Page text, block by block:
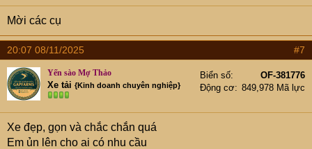
s
:
Mời các cụ
20:07 08/11/2025 #7
Yến sào Mợ Thảo
Xe tải {Kinh doanh chuyên nghiệp}
Biển số
OF-381776
Động cơ
849,978 Mã lực
Xe đẹp, gọn và chắc chắn quá
Em ủn lên cho ai có nhu cầu